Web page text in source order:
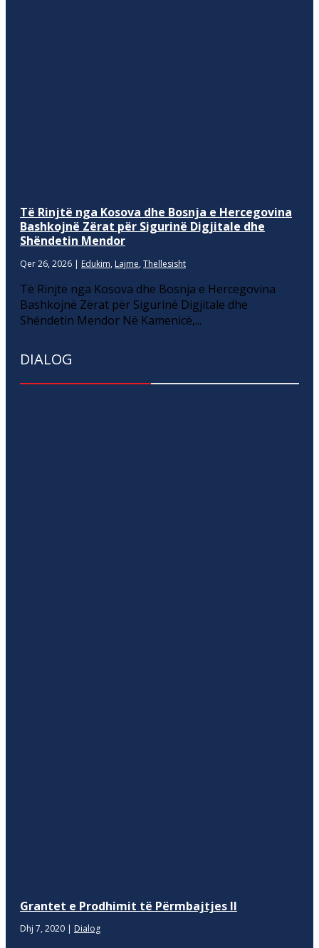
Të Rinjtë nga Kosova dhe Bosnja e Hercegovina
Bashkojnë Zërat për Sigurinë Digjitale dhe
Shëndetin Mendor
Qer 26, 2026 | Edukim, Lajme, Thellesisht
Të Rinjtë nga Kosova dhe Bosnja e Hercegovina
Bashkojnë Zërat për Sigurinë Digjitale dhe
Shëndetin Mendor Në Kamenicë,...
DIALOG
Grantet e Prodhimit të Përmbajtjes II
Dhj 7, 2020 | Dialog